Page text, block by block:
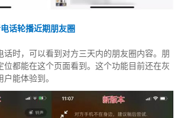
话轮播近期朋友圈
话时，可以看到对方三天内的朋友圈内容。朋
位都能在这个页面看到。这个功能目前还在灰
能体验到。